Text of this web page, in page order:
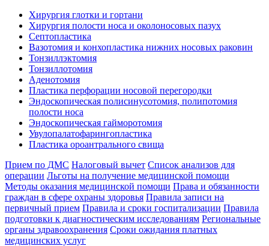
Хирургия глотки и гортани
Хирургия полости носа и околоносовых пазух
Септопластика
Вазотомия и конхопластика нижних носовых раковин
Тонзиллэктомия
Тонзиллотомия
Аденотомия
Пластика перфорации носовой перегородки
Эндоскопическая полисинусотомия, полипотомия
полости носа
Эндоскопическая гайморотомия
Увулопалатофарингопластика
Пластика ороантрального свища
Прием по ДМС Налоговый вычет Список анализов для
операции Льготы на получение медицинской помощи
Методы оказания медицинской помощи Права и обязанности
граждан в сфере охраны здоровья Правила записи на
первичный прием Правила и сроки госпитализации Правила
подготовки к диагностическим исследованиям Региональные
органы здравоохранения Сроки ожидания платных
медицинских услуг